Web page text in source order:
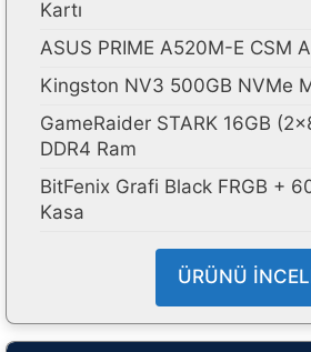
Kartı
ASUS PRIME A520M-E CSM
Kingston NV3 500GB NVMe
GameRaider STARK 16GB
DDR4 Ram
BitFenix Grafi Black FRGB +
Kasa
ÜRÜNÜ